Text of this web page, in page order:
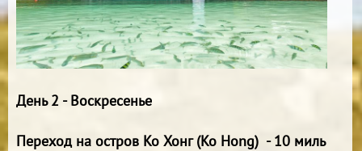
День 2 - Воскресенье
Переход на остров Ко Хонг (Ko Hong) - 10 миль